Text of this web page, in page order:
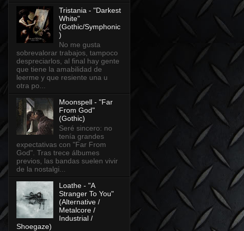
Tristania - "Darkest
White"
(Gothic/Symphonic
)
No me gusta
sobrevalorar trabajos, tampoco
despreciarlos, al final hay gente
que tiene la amabilidad de
leerme y que resiente una u
otra po...
Moonspell - "Far
From God"
(Gothic)
Seré sincero: no
tenía grandes
expectativas con "Far From
God". Tras trece álbumes
previos, las bandas suelen vivir
de la nostalgi...
Loathe - "A
Stranger To You"
(Alternative /
Metalcore /
Industrial /
Shoegaze)